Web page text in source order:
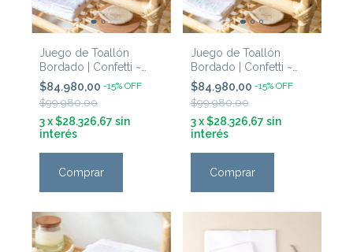
Juego de Toallón
Bordado | Confetti ~
'Llamas Natural'
$84.980,00 -15% OFF
$99.980,00
3x$28.326,67 sin
interés
Comprar
Juego de Toallón
Bordado | Confetti ~
'Llamas Rosa'
$84.980,00 -15% OFF
$99.980,00
3 x$28.326,67 sin
interés
Comprar